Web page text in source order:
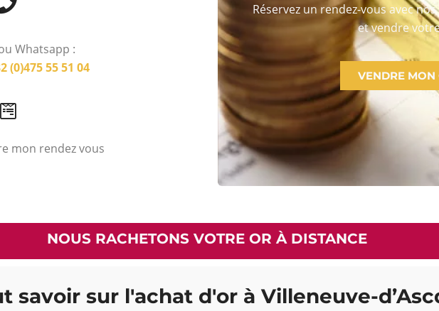
Whatsapp :
(0)475 55 51 04
mon rendez vous
Réservez un rendez-vous avec
et vendre
VENDRE MON
NOUS RACHETONS VOTRE OR À DISTANCE
savoir sur l'achat d'or à Villeneuve-